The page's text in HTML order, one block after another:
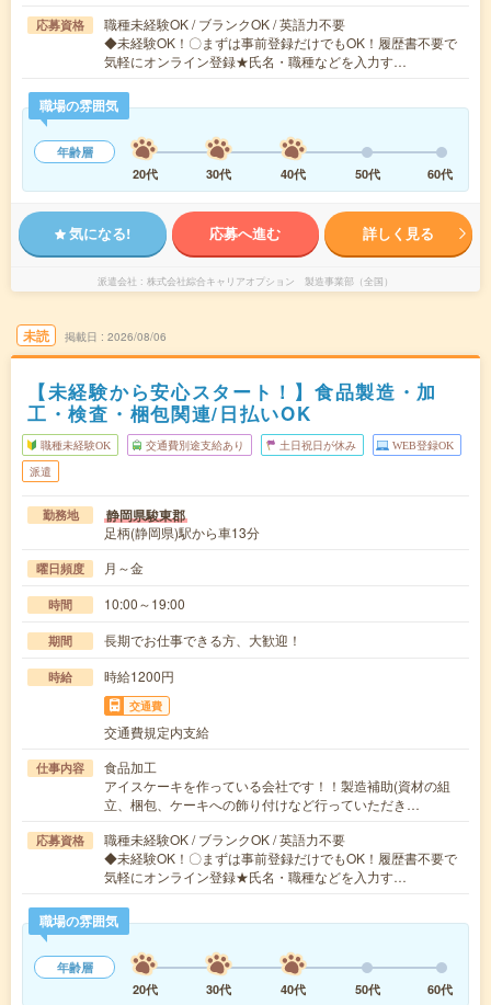
応募資格
職種未経験OK / ブランクOK / 英語力不要
◆未経験OK！〇まずは事前登録だけでもOK！履歴書不要で
気軽にオンライン登録★氏名・職種などを入力す…
職場の雰囲気
年齢層
20代
30代 40代 50代 60代
気になる! 応募へ進む 詳しく見る
派遣会社 株式会社綜合キャリアオプション 製造事業部（全国）
未読 掲載日 2026/08/06
【未経験から安心スタート！】食品製造・加
工・検査・梱包関連/日払いOK
職種未経験OK 交通費別途支給あり 土日祝日が休み WEB登録OK
派遣
勤務地 静岡県駿東郡
足柄(静岡県)駅から車13分
曜日頻度 月～金
時間 10:00～19:00
期間 長期でお仕事できる方、大歓迎！
時給 時給1200円
交通費
交通費規定内支給
仕事内容
食品加工
アイスケーキを作っている会社です！！製造補助(資材の組
立、梱包、ケーキへの飾り付けなど行っていただき…
応募資格
職種未経験OK / ブランクOK / 英語力不要
◆未経験OK！〇まずは事前登録だけでもOK！履歴書不要で
気軽にオンライン登録★氏名・職種などを入力す…
職場の雰囲気
年齢層
20代
30代 40代 50代 60代